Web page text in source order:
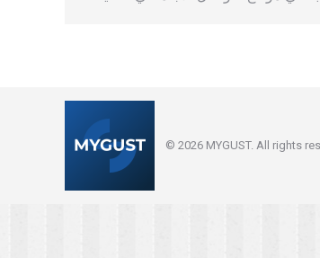
© 2026 MYGUST. All rights